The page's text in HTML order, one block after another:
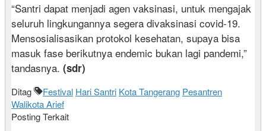
“Santri dapat menjadi agen vaksinasi, untuk mengajak
seluruh lingkungannya segera divaksinasi covid-19.
Mensosialisasikan protokol kesehatan, supaya bisa
masuk fase berikutnya endemic bukan lagi pandemi,”
tandasnya. (sdr)
Ditag Festival Hari Santri Kota Tangerang Pesantren
Walikota Arief
Posting Terkait